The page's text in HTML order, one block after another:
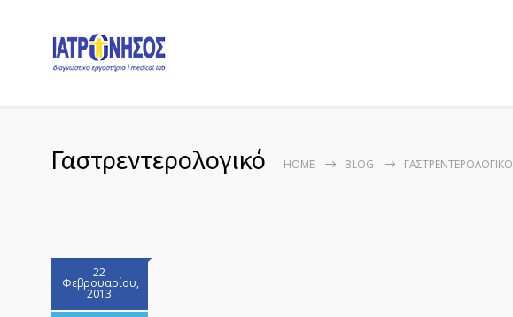
Γαστρεντερολογικό HOME BLOG ΓΑΣΤΡΕΝΤΕΡΟΛΟΓΙΚΌ
22
Φεβρουαρίου,
2013